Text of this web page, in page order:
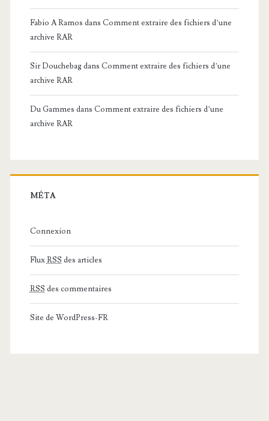
Fabio A Ramos dans Comment extraire des fichiers d’une
archive RAR
Sir Douchebagdans Comment extraire des fichiers d’une
archive RAR
Du Gammes dans Comment extraire des fichiers d’une
archive RAR
MÉTA
Connexion
FluxRSS des articles
RSS des commentaires
Site de WordPress-FR